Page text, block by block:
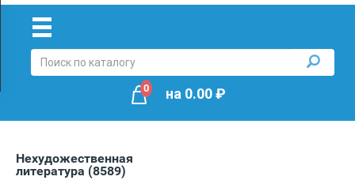
0 на 0.00₽
Нехудожественная
литература (8589)